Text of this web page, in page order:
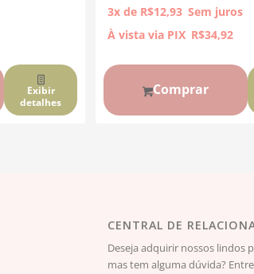
Exibir
detalhes
3x de R$12,93 Sem juros
À vista via PIX R$34,92
Comprar
CENTRAL DE
Deseja adquirir nossos lindos
mas tem alguma dúvida?